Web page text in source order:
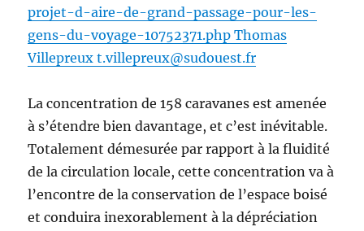
projet-d-aire-de-grand-passage-pour-les-
gens-du-voyage-10752371.php Thomas
Villepreux t.villepreux@sudouest.fr
La concentration de 158 caravanes est amenée
à s’étendre bien davantage, et c’est inévitable.
Totalement démesurée par rapport à la fluidité
de la circulation locale, cette concentration va à
l’encontre de la conservation de l’espace boisé
et conduira inexorablement à la dépréciation